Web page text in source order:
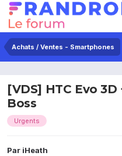
Achats / Ventes - Smartphones
[VDS] HTC Evo 3D
Boss
Urgents
Par iHeath